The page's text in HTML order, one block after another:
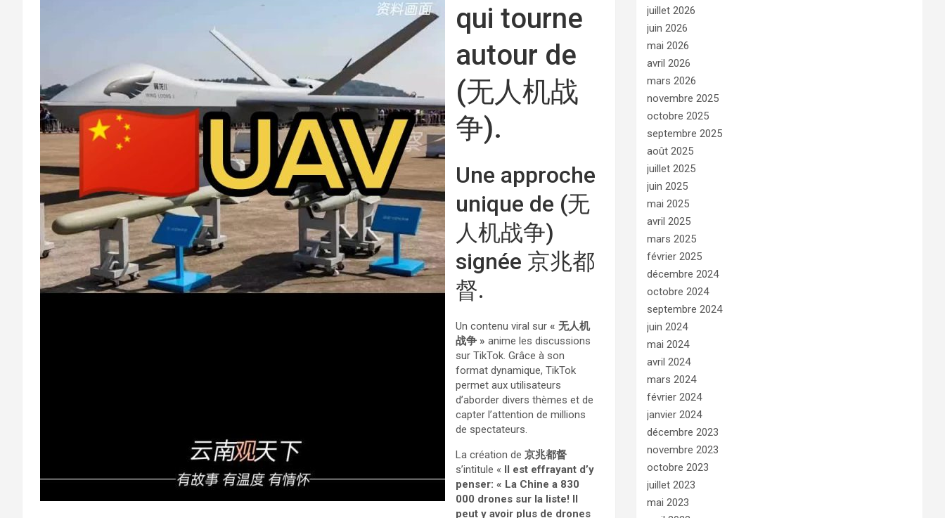
qui tourne
autour de
(无人机战
争).
Une approche
unique de (无
人机战争)
signée 京兆都
督.
Un contenu viral sur « 无人机
战争 » anime les discussions
sur TikTok. Grâce à son
format dynamique, TikTok
permet aux utilisateurs
d’aborder divers thèmes et de
capter l’attention de millions
de spectateurs.
La création de 京兆都督
s’intitule « Il est effrayant d’y
penser: « La Chine a 830
000 drones sur la liste! Il
peut y avoir plus de drones
juillet 2026
juin 2026
mai 2026
avril 2026
mars 2026
novembre 2025
octobre 2025
septembre 2025
août 2025
juillet 2025
juin 2025
mai 2025
avril 2025
mars 2025
février 2025
décembre 2024
octobre 2024
septembre 2024
juin 2024
mai 2024
avril 2024
mars 2024
février 2024
janvier 2024
décembre 2023
novembre 2023
octobre 2023
juillet 2023
mai 2023